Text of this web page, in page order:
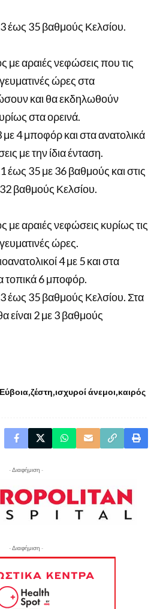
έως 35 βαθμούς Κελσίου.
με αραιές νεφώσεις που τις
ώρες στα
και θα εκδηλωθούν
στα ορεινά.
4 μποφόρ και στα ανατολικά
με την ίδια ένταση.
35 με 36 βαθμούς και στις
βαθμούς Κελσίου.
με αραιές νεφώσεις κυρίως τις
ώρες.
4 με 5 και στα
τοπικά 6 μποφόρ.
έως 35 βαθμούς Κελσίου. Στα
είναι 2 με 3 βαθμούς
Εύβοια ζέστη ισχυροί άνεμοι καιρός
- Διαφήμιση -
- Διαφήμιση -